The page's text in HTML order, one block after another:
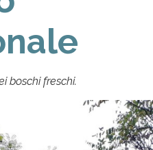
boschi freschi.